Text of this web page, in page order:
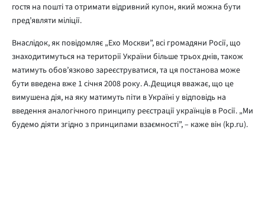
гостя на пошті та отримати відривний купон, який можна бути
пред’являти міліції.
Внаслідок, як повідомляє „Ехо Москви”, всі громадяни Росії, що
знаходитимуться на території України більше трьох днів, також
матимуть обов’язково зареєструватися, та ця постанова може
бути введена вже 1 січня 2008 року. А.Дещиця вважає, що це
вимушена дія, на яку матимуть піти в Україні у відповідь на
введення аналогічного принципу реєстрації українців в Росії. „Ми
будемо діяти згідно з принципами взаємності”, – каже він (kp.ru).